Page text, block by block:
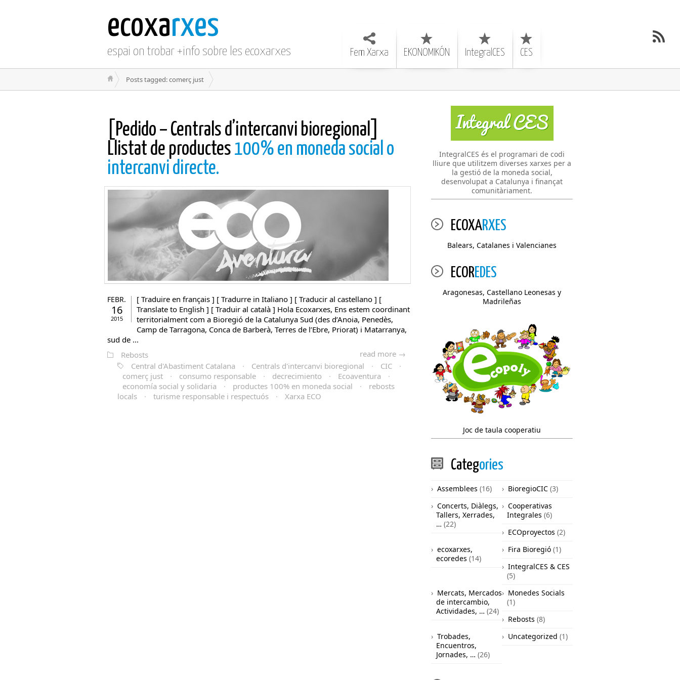
ecoxarxes
espai on trobar +info sobre les ecoxarxes Fem Xarxa EKONOMIKÓN IntegralCES CES
Posts tagged: comerç just
[Pedido – Centrals d’intercanvi bioregional]
Llistat de productes 100% en moneda social o
intercanvi directe.
FEBR.
16
2015
[ Traduire en français ] [ Tradurre in Italiano ] [ Traducir al castellano ] [
Translate to English ] [ Traduir al català ] Hola Ecoxarxes, Ens estem coordinant
territorialment com a Bioregió de la Catalunya Sud (des d’Anoia, Penedès,
Camp de Tarragona, Conca de Barberà, Terres de l’Ebre, Priorat) i Matarranya,
sud de ...
read more →
Rebosts
Central d'Abastiment Catalana
· Centrals d'intercanvi bioregional · CIC
·
comerç just
· consumo responsable · decrecimiento · Ecoaventura
·
economía social y solidaria
· productes 100% en moneda social ·
rebosts
locals
· turisme responsable i respectuós · Xarxa ECO
IntegralCES és el programari de codi
lliure que utilitzem diverses xarxes per a
la gestió de la moneda social,
desenvolupat a Catalunya i finançat
comunitàriament.
ECOXARXES
Balears, Catalanes i Valencianes
ECOREDES
Aragonesas, Castellano Leonesas y
Madrileñas
Joc de taula cooperatiu
Categories
Assemblees (16) BioregioCIC (3)
Concerts, Diàlegs,
Tallers, Xerrades,
… (22)
Cooperativas
Integrales (6)
ECOproyectos (2)
ecoxarxes,
ecoredes (14)
Fira Bioregió (1)
IntegralCES & CES
(5)
Mercats, Mercados
de intercambio,
Actividades, … (24)
Monedes Socials
(1)
Rebosts (8)
Trobades,
Encuentros,
Jornades, … (26)
Uncategorized (1)